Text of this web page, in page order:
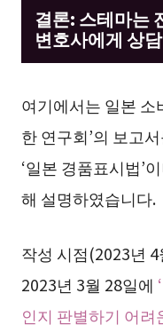
결론: 스테마는
변호사에게 상
여기에서는 일본 소
한 연구회’의 보고
‘일본 경품표시법’
해 설명하였습니다.
작성 시점(2023년
2023년 3월 28일에
인지 판별하기 어려